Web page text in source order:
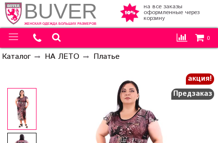
0
BUVER
ЖЕНСКАЯ ОДЕЖДА БОЛЬШИХ РАЗМЕРОВ
на все заказы
оформленные через
корзину
Каталог НА ЛЕТО Платье
акция!
Предзаказ